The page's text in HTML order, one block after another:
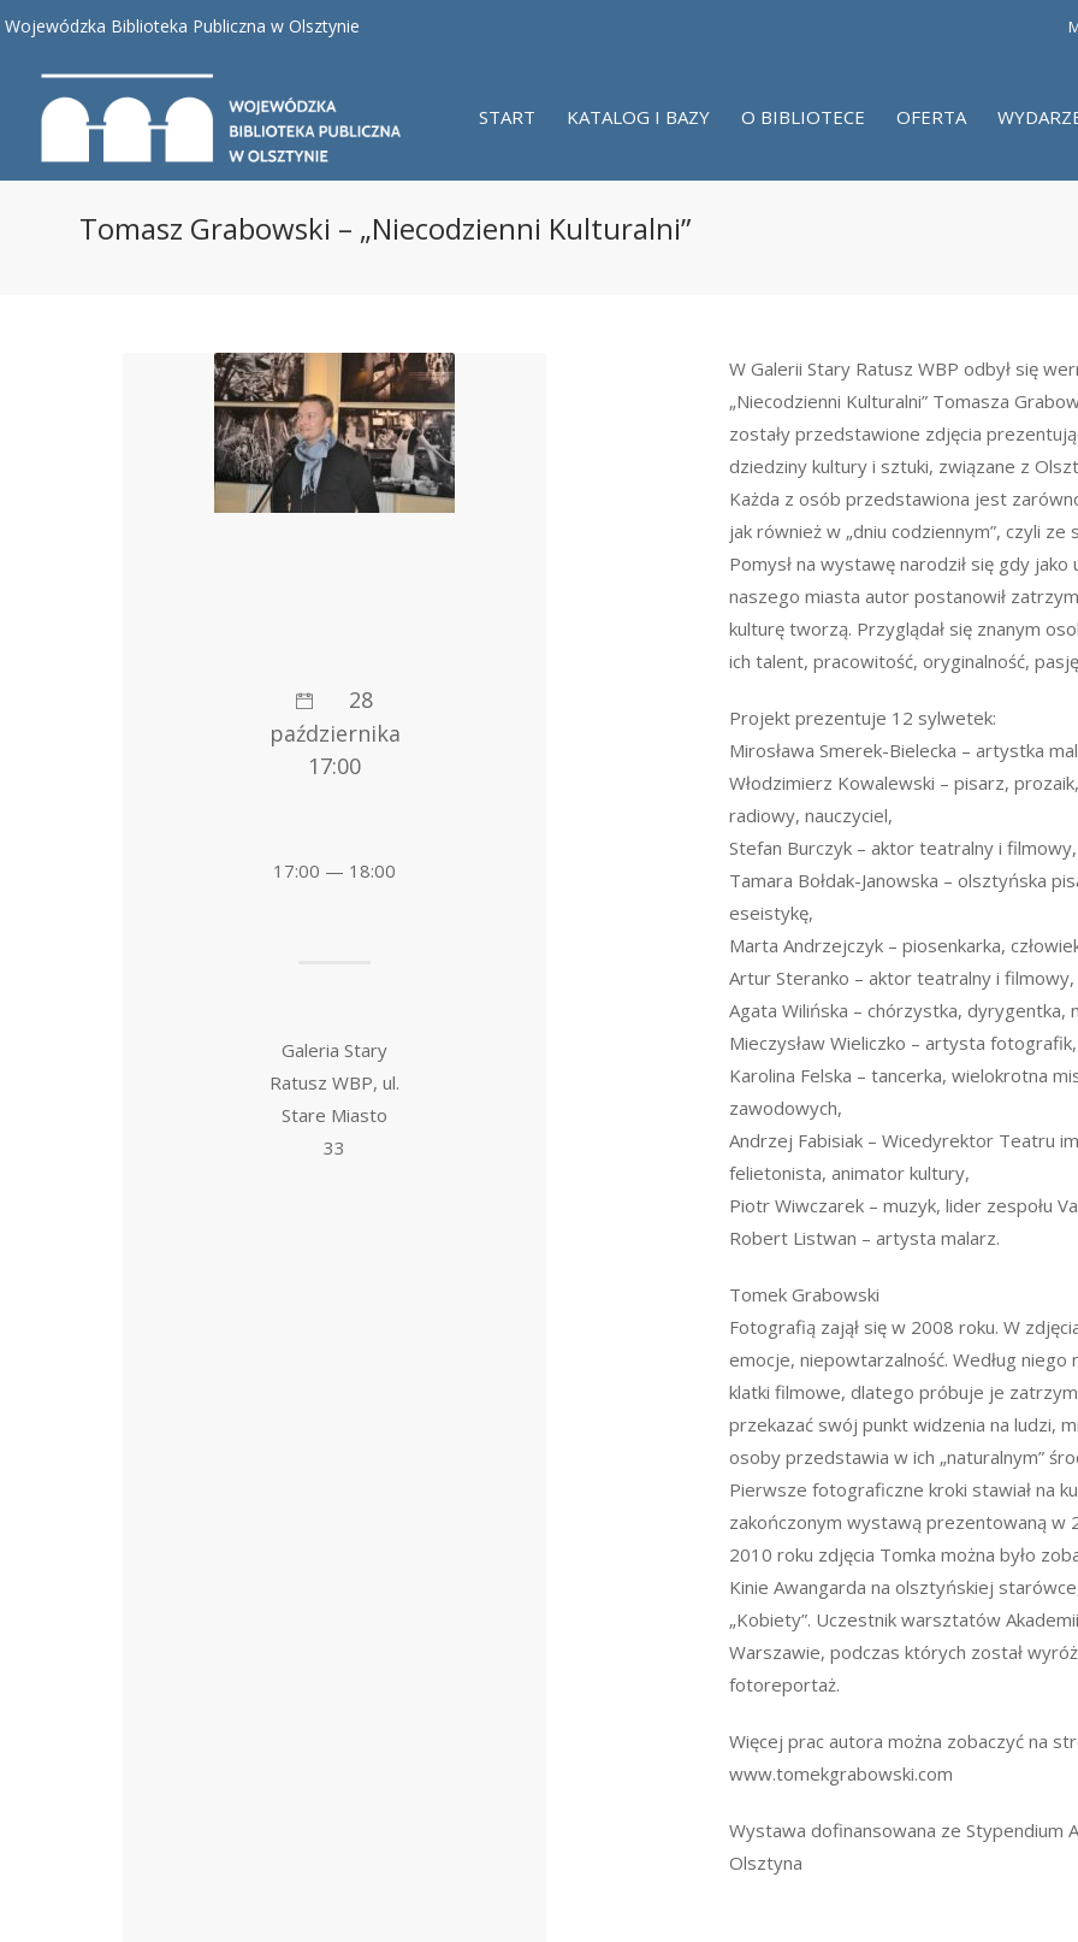
Wojewódzka Biblioteka Publiczna w Olsztynie
START KATALOG I BAZY O BIBLIOTECE OFERTA
Tomasz Grabowski – „Niecodzienni Kulturalni”
W Galerii Stary Ratusz WBP odbył się
„Niecodzienni Kulturalni” Tomasza
zostały przedstawione zdjęcia
dziedziny kultury i sztuki, związane z
Każda z osób przedstawiona jest
jak również w „dniu codziennym”, czyli
Pomysł na wystawę narodził się gdy
naszego miasta autor postanowił
kulturę tworzą. Przyglądał się znanym
ich talent, pracowitość, oryginalność,
Projekt prezentuje 12 sylwetek:
Mirosława Smerek-Bielecka – artystka
Włodzimierz Kowalewski – pisarz,
radiowy, nauczyciel,
Stefan Burczyk – aktor teatralny i filmowy,
Tamara Bołdak-Janowska – olsztyńska
eseistykę,
Marta Andrzejczyk – piosenkarka,
Artur Steranko – aktor teatralny i filmowy,
Agata Wilińska – chórzystka, dyrygentka,
Mieczysław Wieliczko – artysta fotografik,
Karolina Felska – tancerka, wielokrotna
zawodowych,
Andrzej Fabisiak – Wicedyrektor Teatru
felietonista, animator kultury,
Piotr Wiwczarek – muzyk, lider zespołu
Robert Listwan – artysta malarz.
Tomek Grabowski
Fotografią zajął się w 2008 roku. W
emocje, niepowtarzalność. Według niego
klatki filmowe, dlatego próbuje je
przekazać swój punkt widzenia na ludzi,
osoby przedstawia w ich „naturalnym”
Pierwsze fotograficzne kroki stawiał na
zakończonym wystawą prezentowaną w
2010 roku zdjęcia Tomka można było
Kinie Awangarda na olsztyńskiej
„Kobiety”. Uczestnik warsztatów
Warszawie, podczas których został
fotoreportaż.
Więcej prac autora można zobaczyć na
www.tomekgrabowski.com
Wystawa dofinansowana ze Stypendium
Olsztyna
28
października
17:00
17:00 — 18:00
Galeria Stary
Ratusz WBP, ul.
Stare Miasto
33